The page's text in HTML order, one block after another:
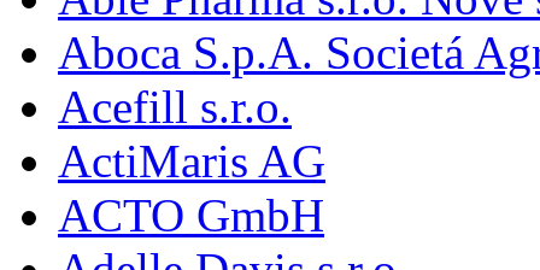
Aboca S.p.A. Societá
Acefill s.r.o.
ActiMaris AG
ACTO GmbH